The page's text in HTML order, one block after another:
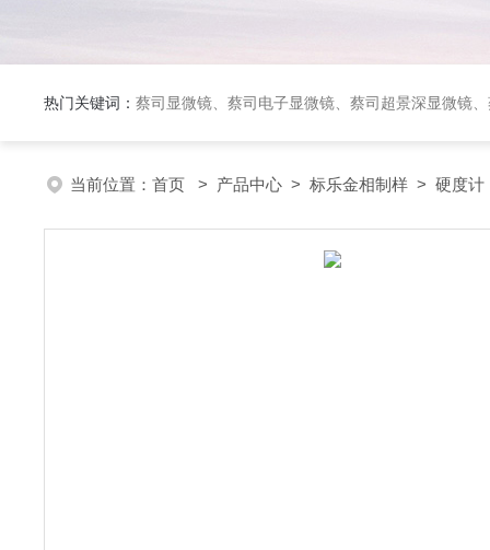
热门关键词： 蔡司显微镜、蔡司电子显微镜、蔡司超景深显微镜
当前位置： 首页 > 产品中心 > 标乐金相制样 > 硬度计